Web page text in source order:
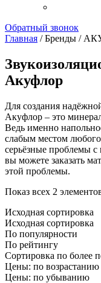
Обратный звонок
Главная / Бренды /
Акуфлор
Для создания
Акуфлор – это
Ведь именно
слабым местом
серьёзные проблемы
вы можете заказать
этой проблемы.
Показ всех 2
Исходная сортировка
Исходная сортировка
По популярности
По рейтингу
Сортировка по более
Цены: по возрастанию
Цены: по убыванию